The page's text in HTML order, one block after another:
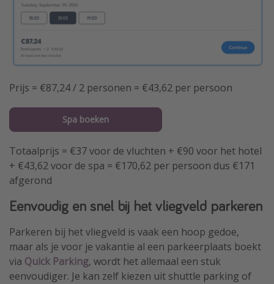
Prijs = €87,24 / 2 personen = €43,62 per persoon
Spa boeken
Totaalprijs = €37 voor de vluchten + €90 voor het hotel
+ €43,62 voor de spa = €170,62 per persoon dus €171
afgerond
Eenvoudig en snel bij het vliegveld parkeren
Parkeren bij het vliegveld is vaak een hoop gedoe,
maar als je voor je vakantie al een parkeerplaats boekt
via Quick Parking, wordt het allemaal een stuk
eenvoudiger. Je kan zelf kiezen uit shuttle parking of